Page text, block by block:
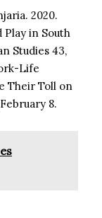
2020.
Play in South
Studies 43,
Life
Their Toll on
8.